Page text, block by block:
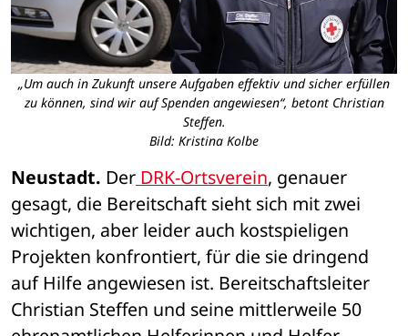
„Um auch in Zukunft unsere Aufgaben effektiv und sicher erfüllen
zu können, sind wir auf Spenden angewiesen“, betont Christian
Steffen.
Bild: Kristina Kolbe
Neustadt. Der DRK-Ortsverein, genauer
gesagt, die Bereitschaft sieht sich mit zwei
wichtigen, aber leider auch kostspieligen
Projekten konfrontiert, für die sie dringend
auf Hilfe angewiesen ist. Bereitschaftsleiter
Christian Steffen und seine mittlerweile 50